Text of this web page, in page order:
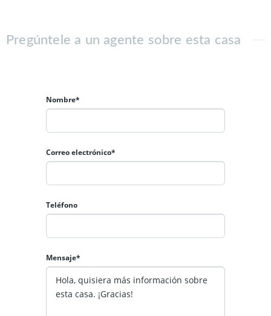
Pregúntele a un agente sobre esta casa
Nombre*
Correo electrónico*
Teléfono
Mensaje*